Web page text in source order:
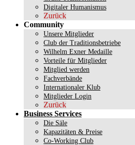
Digitaler Humanismus
Zurück
Community
Unsere Mitglieder
Club der Traditionsbetriebe
Wilhelm Exner Medaille
Vorteile für Mitglieder
Mitglied werden
Fachverbände
Internationaler Klub
Mitglieder Login
Zurück
Business Services
Die Säle
Kapazitäten & Preise
Co-Working Club